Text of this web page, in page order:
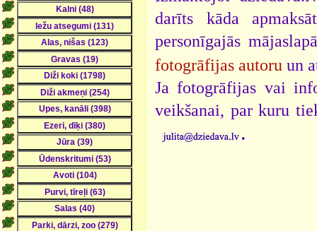
darīts kāda
personīgajās
fotogrāfijas autoru un
Ja fotogrāfijas vai
veikšanai, par kuru
.